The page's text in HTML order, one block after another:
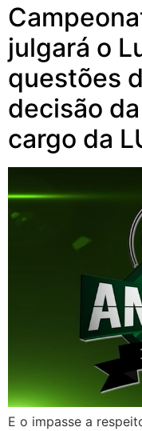
julgará o
questões
decisão
cargo da
E o impasse a